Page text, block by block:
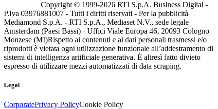
Copyright © 1999-2026 RTI S.p.A. Business Digital -
P.Iva 03976881007 - Tutti i diritti riservati - Per la pubblicità
Mediamond S.p.A. - RTI S.p.A., Mediaset N.V., sede legale
Amsterdam (Paesi Bassi) - Uffici Viale Europa 46, 20093 Cologno
Monzese (MI)Rispetto ai contenuti e ai dati personali trasmessi e/o
riprodotti è vietata ogni utilizzazione funzionale all’addestramento di
sistemi di intelligenza artificiale generativa. È altresì fatto divieto
espresso di utilizzare mezzi automatizzati di data scraping.
Legal
CorporatePrivacy PolicyCookie Policy